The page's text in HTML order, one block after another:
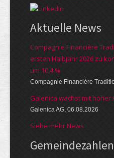
Aktuelle News
Compagnie Financière
ersten Halbjahr 2026 zu
um 10,4 %
Compagnie Financière
Galenica wächst mit
Galenica AG, 06.08.2026
Siehe mehr News
Gemeinde­zahlen